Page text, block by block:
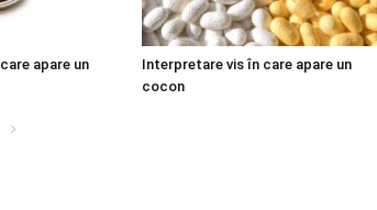
apare un
Interpretare vis în care apare un
cocon